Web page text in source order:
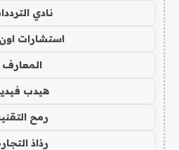
نادي
استشارات اون
المعارف
هيدب
رمح
رذاذ